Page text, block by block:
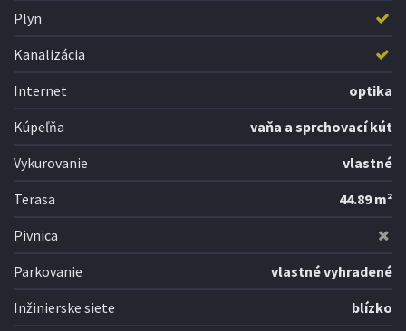
Plyn
Kanalizácia
Internet
optika
Kúpeľňa
vaňa a sprchovací kút
Vykurovanie
vlastné
Terasa
44.89 m²
Pivnica
Parkovanie
vlastné vyhradené
Inžinierske siete
blízko